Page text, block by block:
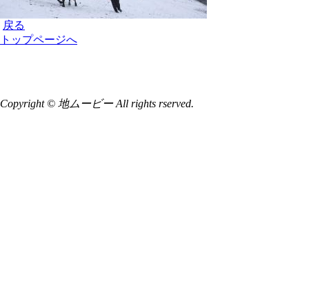
戻る
トップページへ
Copyright © 地ムービー All rights rserved.